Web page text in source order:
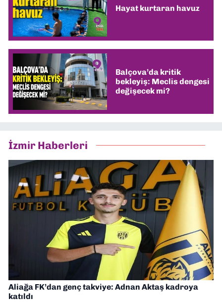
Hayat kurtaran havuz
Balçova’da kritik
bekleyiş: Meclis dengesi
değişecek mi?
İzmir Haberleri
Aliağa FK’dan genç takviye: Adnan Aktaş kadroya
katıldı